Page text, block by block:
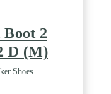
2
D (M)
Shoes